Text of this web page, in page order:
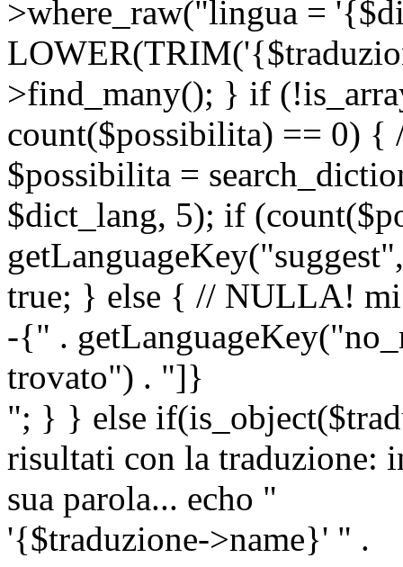
>where_raw("lingua =
>find_many(); } if
count($possibilita) == 0) {
$possibilita =
$dict_lang, 5); if
true; } else { // NULLA! mi
-{" .
trovato") . "]}
"; } } else
risultati con la traduzione:
sua parola... echo "
'{$traduzione->name}' " .